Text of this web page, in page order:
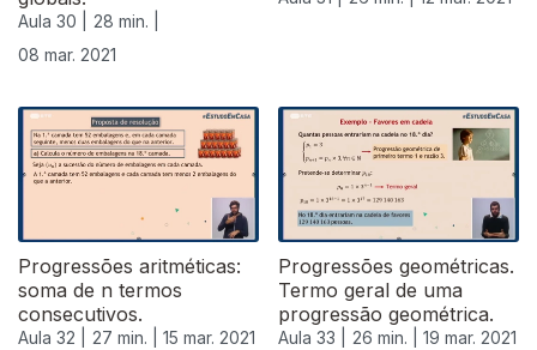
Aula 30 |
28 min. |
08 mar. 2021
Progressões aritméticas:
soma de n termos
consecutivos.
Aula 32 | 27 min. | 15 mar. 2021
Progressões geométricas.
Termo geral de uma
progressão geométrica.
Aula 33 | 26 min. | 19 mar. 2021